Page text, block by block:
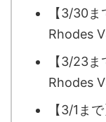
【3/30
Rhodes
【3/23
Rhodes
【3/1ま